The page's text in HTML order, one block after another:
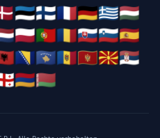
🇪🇪🇫🇮🇫🇷🇩🇪🇬🇷🇭🇺
🇵🇱🇵🇹🇷🇴🇸🇰🇸🇮🇪🇸
🇧🇦🇽🇰🇲🇩🇲🇪🇲🇰🇷🇸
🇦🇲🇧🇾